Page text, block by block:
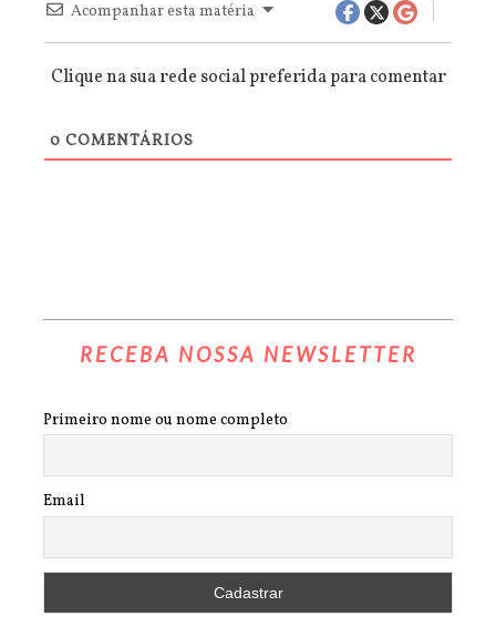
Acompanhar esta matéria
Clique na sua rede social preferida para comentar
0 COMENTÁRIOS
RECEBA NOSSA NEWSLETTER
Primeiro nome ou nome completo
Email